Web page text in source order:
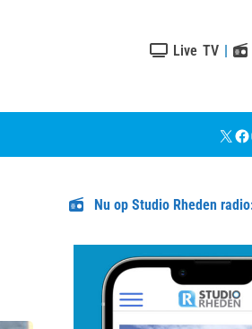
Live TV |
X
Nu op Studio Rheden